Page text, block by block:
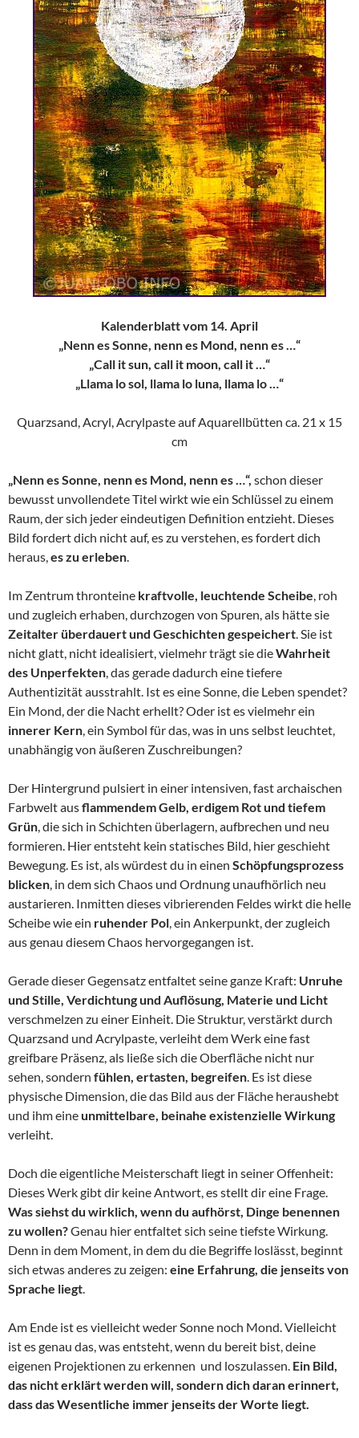
Kalenderblatt vom 14. April
„Nenn es Sonne, nenn es Mond, nenn es …“
„Call it sun, call it moon, call it …“
„Llama lo sol, llama lo luna, llama lo …“
Quarzsand, Acryl, Acrylpaste auf Aquarellbütten ca. 21 x 15
cm
„Nenn es Sonne, nenn es Mond, nenn es …“, schon dieser
bewusst unvollendete Titel wirkt wie ein Schlüssel zu einem
Raum, der sich jeder eindeutigen Definition entzieht. Dieses
Bild fordert dich nicht auf, es zu verstehen, es fordert dich
heraus,es zu erleben.
Im Zentrum thronteine kraftvolle, leuchtende Scheibe, roh
und zugleich erhaben, durchzogen von Spuren, als hätte sie
Zeitalter überdauert und Geschichten gespeichert. Sie ist
nicht glatt, nicht idealisiert, vielmehr trägt sie dieWahrheit
des Unperfekten, das gerade dadurch eine tiefere
Authentizität ausstrahlt. Ist es eine Sonne, die Leben spendet?
Ein Mond, der die Nacht erhellt? Oder ist es vielmehr ein
innerer Kern, ein Symbol für das, was in uns selbst leuchtet,
unabhängig von äußeren Zuschreibungen?
Der Hintergrund pulsiert in einer intensiven, fast archaischen
Farbwelt ausflammendem Gelb, erdigem Rot und tiefem
Grün, die sich in Schichten überlagern, aufbrechen und neu
formieren. Hier entsteht kein statisches Bild, hier geschieht
Bewegung. Es ist, als würdest du in einen Schöpfungsprozess
blicken, in dem sich Chaos und Ordnung unaufhörlich neu
austarieren. Inmitten dieses vibrierenden Feldes wirkt die helle
Scheibe wie ein ruhender Pol, ein Ankerpunkt, der zugleich
aus genau diesem Chaos hervorgegangen ist.
Gerade dieser Gegensatz entfaltet seine ganze Kraft: Unruhe
und Stille, Verdichtung und Auflösung, Materie und Licht
verschmelzen zu einer Einheit. Die Struktur, verstärkt durch
Quarzsand und Acrylpaste, verleiht dem Werk eine fast
greifbare Präsenz, als ließe sich die Oberfläche nicht nur
sehen, sondern fühlen, ertasten, begreifen. Es ist diese
physische Dimension, die das Bild aus der Fläche heraushebt
und ihm eineunmittelbare, beinahe existenzielle Wirkung
verleiht.
Doch die eigentliche Meisterschaft liegt in seiner Offenheit:
Dieses Werk gibt dir keine Antwort, es stellt dir eine Frage.
Was siehst du wirklich, wenn du aufhörst, Dinge benennen
zu wollen?Genau hier entfaltet sich seine tiefste Wirkung.
Denn in dem Moment, in dem du die Begriffe loslässt, beginnt
sich etwas anderes zu zeigen: eine Erfahrung, die jenseits von
Sprache liegt.
Am Ende ist es vielleicht weder Sonne noch Mond. Vielleicht
ist es genau das, was entsteht, wenn du bereit bist, deine
eigenen Projektionen zu erkennen und loszulassen. Ein Bild,
das nicht erklärt werden will, sondern dich daran erinnert,
dass das Wesentliche immer jenseits der Worte liegt.